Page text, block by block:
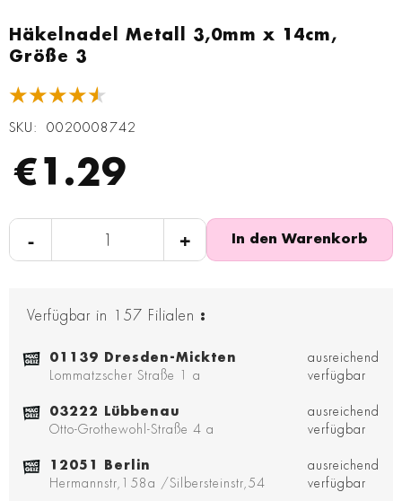
Häkelnadel Metall 3,0mm x 14cm,
Größe 3
★★★★★
SKU 0020008742
€1.29
- + In den Warenkorb
Verfügbar in 157 Filialen :
01139 Dresden-Mickten
Lommatzscher Straße 1 a
ausreichend
verfügbar
03222 Lübbenau
Otto-Grothewohl-Straße 4 a
ausreichend
verfügbar
12051 Berlin
Hermannstr,158a /Silbersteinstr,54
ausreichend
verfügbar
Anfang
der
springen